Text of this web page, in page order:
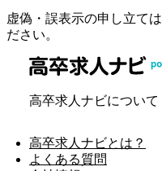
虚偽・誤表示の申し立ては
ださい。
高卒求人ナビについて
高卒求人ナビとは？
よくある質問